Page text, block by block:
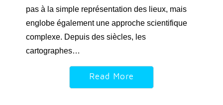
pas à la simple représentation des lieux, mais
englobe également une approche scientifique
complexe. Depuis des siècles, les
cartographes…
Read More